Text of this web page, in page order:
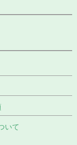
いて